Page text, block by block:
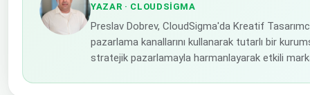
YAZAR · CLOUDSIGMA
Preslav Dobrev, CloudSigma'da Kreatif
pazarlama kanallarını kullanarak tutarlı bir
stratejik pazarlamayla harmanlayarak etkili